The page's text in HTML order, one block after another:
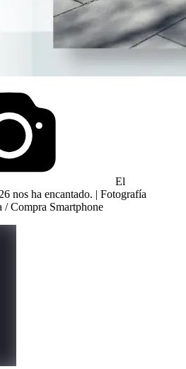
El
nos ha encantado. | Fotografía
/ Compra Smartphone